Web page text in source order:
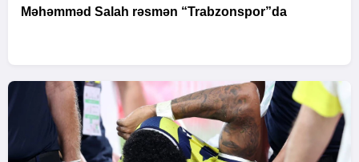
Məhəmməd Salah rəsmən “Trabzonspor”da